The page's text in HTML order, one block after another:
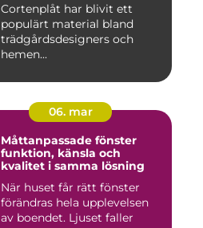
Cortenplåt har blivit ett
populärt material bland
trädgårdsdesigners och
hemen...
06. mar
Måttanpassade fönster
funktion, känsla och
kvalitet i samma lösning
När huset får rätt fönster
förändras hela upplevelsen
av boendet. Ljuset faller